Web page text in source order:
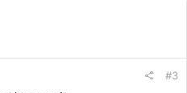
#3